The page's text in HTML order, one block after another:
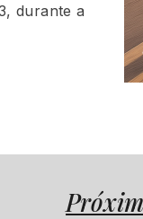
durante a